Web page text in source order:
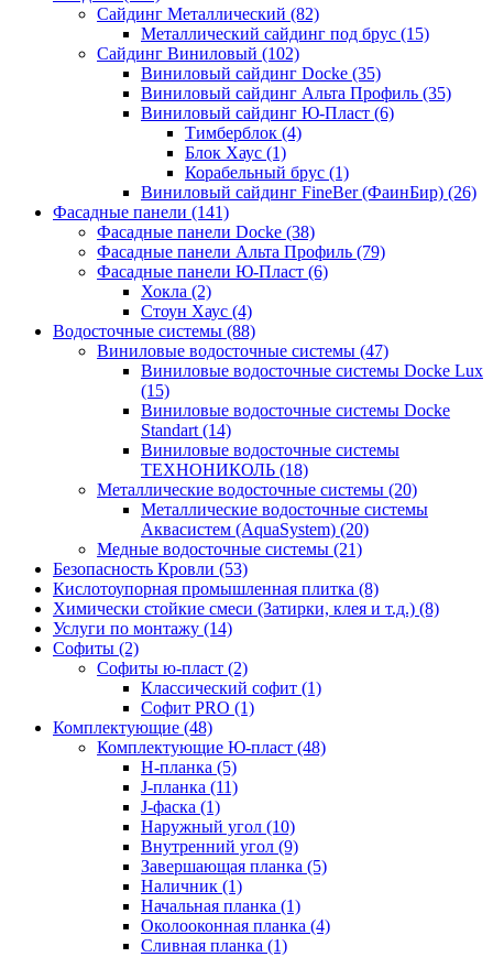
Сайдинг Металлический (82)
Металлический сайдинг под брус (15)
Сайдинг Виниловый (102)
Виниловый сайдинг Docke (35)
Виниловый сайдинг Альта Профиль (35)
Виниловый сайдинг Ю-Пласт (6)
Тимберблок (4)
Блок Хаус (1)
Корабельный брус (1)
Виниловый сайдинг FineBer (ФаинБир) (26)
Фасадные панели (141)
Фасадные панели Docke (38)
Фасадные панели Альта Профиль (79)
Фасадные панели Ю-Пласт (6)
Хокла (2)
Стоун Хаус (4)
Водосточные системы (88)
Виниловые водосточные системы (47)
Виниловые водосточные системы Docke Lux
(15)
Виниловые водосточные системы Docke
Standart (14)
Виниловые водосточные системы
ТЕХНОНИКОЛЬ (18)
Металлические водосточные системы (20)
Металлические водосточные системы
Аквасистем (AquaSystem) (20)
Медные водосточные системы (21)
Безопасность Кровли (53)
Кислотоупорная промышленная плитка (8)
Химически стойкие смеси (Затирки, клея и т.д.) (8)
Услуги по монтажу (14)
Софиты (2)
Софиты ю-пласт (2)
Классический софит (1)
Софит PRO (1)
Комплектующие (48)
Комплектующие Ю-пласт (48)
H-планка (5)
J-планка (11)
J-фаска (1)
Наружный угол (10)
Внутренний угол (9)
Завершающая планка (5)
Наличник (1)
Начальная планка (1)
Околооконная планка (4)
Сливная планка (1)